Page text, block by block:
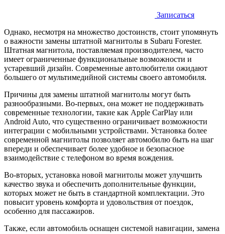
Записаться
Однако, несмотря на множество достоинств, стоит упомянуть
о важности замены штатной магнитолы в Subaru Forester.
Штатная магнитола, поставляемая производителем, часто
имеет ограниченные функциональные возможности и
устаревший дизайн. Современные автолюбители ожидают
большего от мультимедийной системы своего автомобиля.
Причины для замены штатной магнитолы могут быть
разнообразными. Во-первых, она может не поддерживать
современные технологии, такие как Apple CarPlay или
Android Auto, что существенно ограничивает возможности
интеграции с мобильными устройствами. Установка более
современной магнитолы позволяет автомобилю быть на шаг
впереди и обеспечивает более удобное и безопасное
взаимодействие с телефоном во время вождения.
Во-вторых, установка новой магнитолы может улучшить
качество звука и обеспечить дополнительные функции,
которых может не быть в стандартной комплектации. Это
повысит уровень комфорта и удовольствия от поездок,
особенно для пассажиров.
Также, если автомобиль оснащен системой навигации, замена